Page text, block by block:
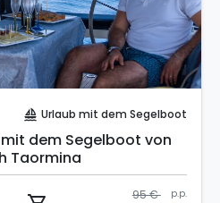
sailing Urlaub mit dem Segelboot
dem Segelboot von
Taormina
95 € p.p.